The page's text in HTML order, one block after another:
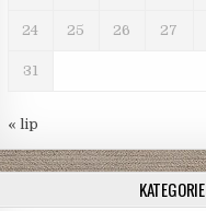
24 25 26 27
31
« lip
KATEGORIE